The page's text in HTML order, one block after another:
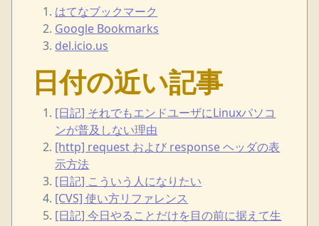
はてなブックマーク
Google Bookmarks
del.icio.us
日付の近い記事
[日記] それでもエンドユーザにLinuxパソコ
ンが普及しない理由
[http] request および response ヘッダの表
示方法
[日記] こういう人になりたい
[CVS] 使い方リファレンス
[日記] 今日やることだけを目の前に据えて生